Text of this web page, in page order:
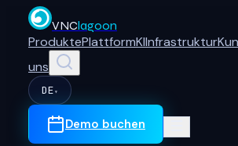
VNClagoon
ProduktePlattformKIInfrastruktur
uns
DE ▾
Demo buchen